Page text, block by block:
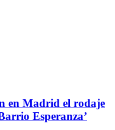
en Madrid el rodaje
Esperanza’